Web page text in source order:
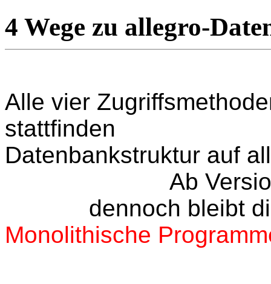
4 Wege zu allegro-
Alle vier
stattfinden
Datenbankstruktur auf
Ab
dennoch bleibt
Monolithische